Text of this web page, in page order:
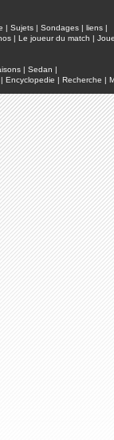
| Sujets | Sondages | liens |
| Le joueur du match |
| Sedan |
| Encyclopedie | Recherche |